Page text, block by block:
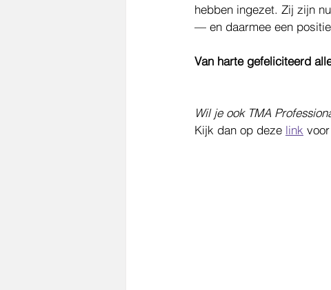
hebben ingezet. Zij zijn
— en daarmee een
Van harte gefeliciteerd
Wil je ook TMA
Kijk dan op deze link